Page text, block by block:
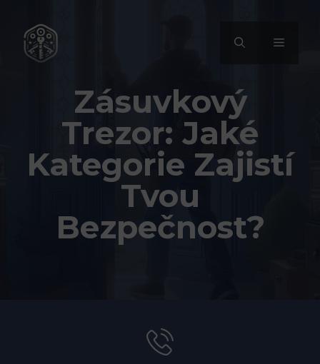
obsah
MENU
Zásuvkový
Trezor: Jaké
Kategorie Zajistí
Tvou
Bezpečnost?